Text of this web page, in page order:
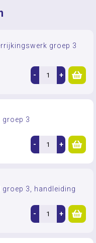
groep 3
- +
groep 3
- +
3, handleiding
- +